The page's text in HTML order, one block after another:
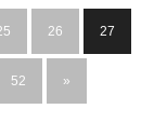
26 27
52 »